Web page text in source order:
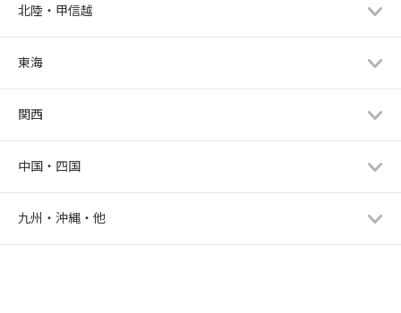
北陸・甲信越
東海
関西
中国・四国
九州・沖縄・他